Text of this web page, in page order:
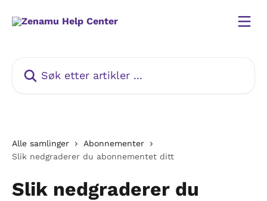
Alle samlinger
Abonnementer
Slik nedgraderer du abonnementet ditt
Slik nedgraderer du